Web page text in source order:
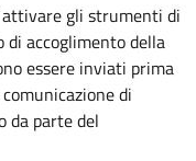
gli strumenti di
accoglimento della
essere inviati prima
di
da parte del